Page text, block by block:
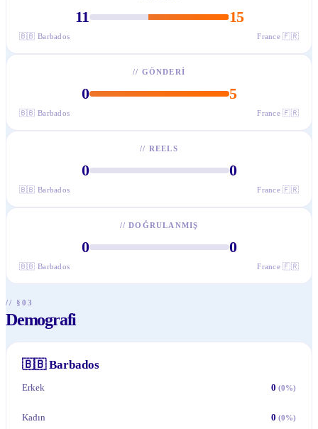
11 15
🇧🇧 Barbados France 🇫🇷
// GÖNDERI
0 5
🇧🇧 Barbados France 🇫🇷
// REELS
0 0
🇧🇧 Barbados France 🇫🇷
//DOĞRULANMIŞ
0 0
🇧🇧 Barbados France 🇫🇷
// §03
Demografi
🇧🇧 Barbados
Erkek 0 (0%)
Kadın 0 (0%)